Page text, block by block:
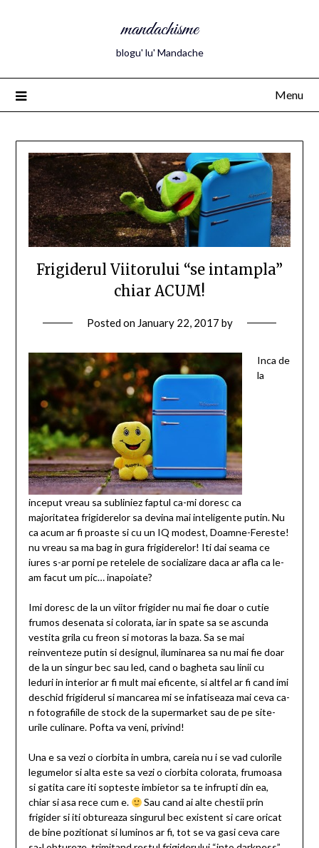
mandachisme
blogu' lu' Mandache
Menu
Frigiderul Viitorului “se intampla”
chiar ACUM!
Posted on January 22, 2017 by
Inca de
la
inceput vreau sa subliniez faptul ca-mi doresc ca
majoritatea frigiderelor sa devina mai inteligente putin. Nu
ca acum ar fi proaste si cu un IQ modest, Doamne-Fereste!
nu vreau sa ma bag in gura frigiderelor! Iti dai seama ce
iures s-ar porni pe retelele de socializare daca ar afla ca le-
am facut um pic… inapoiate?
Imi doresc de la un viitor frigider nu mai fie doar o cutie
frumos desenata si colorata, iar in spate sa se ascunda
vestita grila cu freon si motoras la baza. Sa se mai
reinventeze putin si designul, iluminarea sa nu mai fie doar
de la un singur bec sau led, cand o bagheta sau linii cu
leduri in interior ar fi mult mai eficente, si altfel ar fi cand imi
deschid frigiderul si mancarea mi se infatiseaza mai ceva ca-
n fotografiile de stock de la supermarket sau de pe site-
urile culinare. Pofta va veni, privind!
Una e sa vezi o ciorbita in umbra, careia nu i se vad culorile
legumelor si alta este sa vezi o ciorbita colorata, frumoasa
si gatita care iti sopteste imbietor sa te infrupti din ea,
chiar si asa rece cum e.
Sau cand ai alte chestii prin
frigider si iti obtureaza singurul bec existent si care oricat
de bine pozitionat si luminos ar fi, tot se va gasi ceva care